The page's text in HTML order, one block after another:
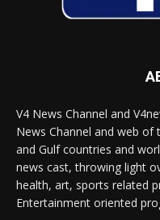
V4 News Channel and
News Channel and web of
and Gulf countries and
news cast, throwing light
health, art, sports related
Entertainment oriented